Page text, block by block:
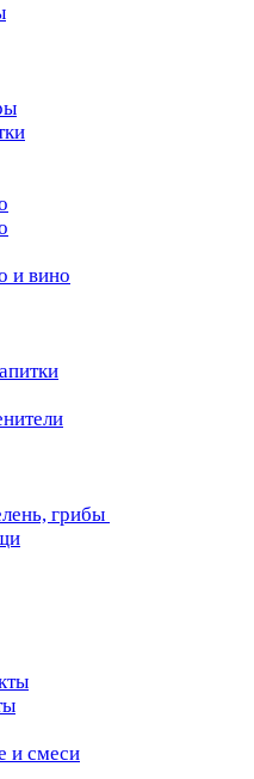
и вино
грибы
и смеси